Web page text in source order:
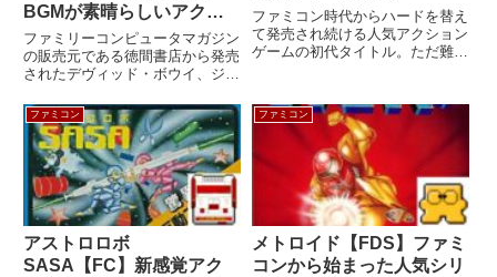
BGMが素晴らしいアクシ
ョンゲーム
ファミリーコンピュータマガジン
の販売元である徳間書店から発売
されたデヴィッド・ボウイ、ジェ
『ラビリンス魔王の迷宮』を原作
としたアクションゲーム。と聞く
といかにもクソゲーっぽいです
が、実は隠れた名作ゲーム。
ファミコン時代からハードを替え
て発売され続ける人気アクション
ゲームの初代タイトル。ただ難易
コンジャンルアクション発売日
1987年12月17日価格5,300円容量
1MB+64KRAM...
ファミコン
アストロロボ
SASA【FC】新感覚アク
ファミコン
メトロイド【FDS】ファミ
コンから始まった人気シリ